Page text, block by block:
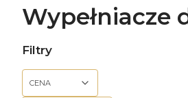
Wypełniacze
Filtry
CENA